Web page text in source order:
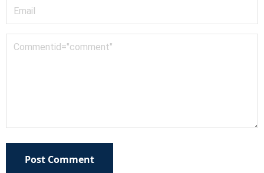
Post Comment